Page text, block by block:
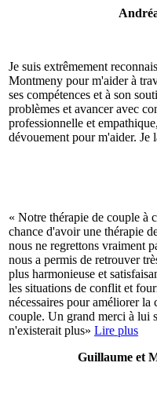
Je suis extrêmement
Montmeny pour m'aider à
ses compétences et à son
problèmes et avancer avec
professionnelle et
dévouement pour m'aider. Je
« Notre thérapie de couple à
chance d'avoir une thérapie
nous ne regrettons vraiment
nous a permis de retrouver
plus harmonieuse et
les situations de conflit et
nécessaires pour améliorer
couple. Un grand merci à lui
n'existerait plus» Lire plus
Guillaume et